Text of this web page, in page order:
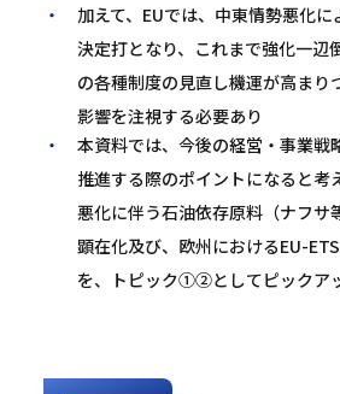
加えて、EUでは、中東情勢悪化
決定打となり、これまで強化一辺
の各種制度の見直し機運が高まり
影響を注視する必要あり
本資料では、今後の経営・事業戦
推進する際のポイントになると考
悪化に伴う石油依存原料（ナフサ
顕在化及び、欧州におけるEU-
を、トピック①②としてピックア